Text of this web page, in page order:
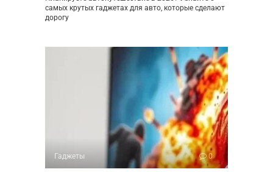
самых крутых гаджетах для авто, которые сделают
дорогу
Гаджеты 0